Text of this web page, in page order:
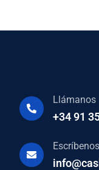
Llámanos
+34 91
Escríbenos